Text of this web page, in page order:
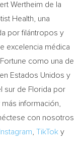
Wertheim de la
Health, una
por filántropos y
excelencia médica
como una de
Estados Unidos y
sur de Florida por
información,
con nosotros
Instagram TikTok y